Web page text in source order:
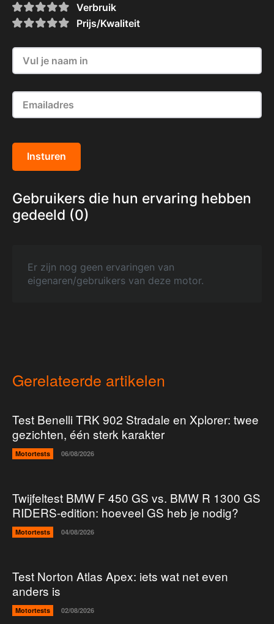
Verbruik
Prijs/Kwaliteit
Insturen
Gebruikers die hun ervaring hebben
gedeeld (0)
Er zijn nog geen ervaringen van
eigenaren/gebruikers van deze motor.
Gerelateerde artikelen
Test Benelli TRK 902 Stradale en Xplorer: twee
gezichten, één sterk karakter
Motortests 06/08/2026
Twijfeltest BMW F 450 GS vs. BMW R 1300 GS
RIDERS-edition: hoeveel GS heb je nodig?
Motortests 04/08/2026
Test Norton Atlas Apex: iets wat net even
anders is
Motortests 02/08/2026